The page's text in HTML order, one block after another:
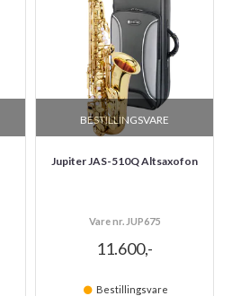
BESTILLINGSVARE
Jupiter JAS-510Q Altsaxofon
Vare nr. JUP675
11.600,-
Bestillingsvare